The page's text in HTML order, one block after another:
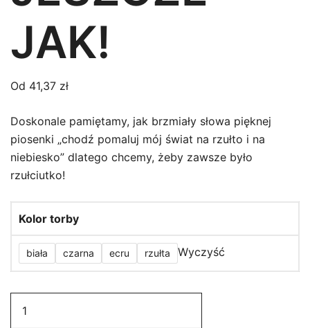
JAK!
Od 41,37 zł
Doskonale pamiętamy, jak brzmiały słowa pięknej
piosenki „chodź pomaluj mój świat na rzułto i na
niebiesko” dlatego chcemy, żeby zawsze było
rzułciutko!
Kolor torby
biała czarna ecru rzułta Wyczyść
Rzułty®